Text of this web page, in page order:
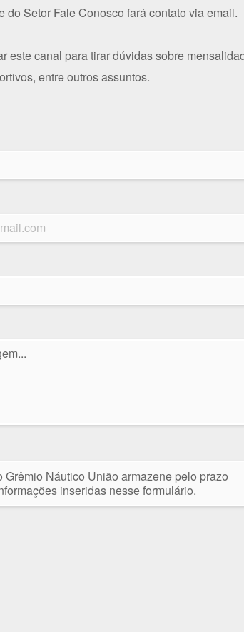
do Setor Fale Conosco fará contato via email.
este canal para tirar dúvidas sobre
entre outros assuntos.
Grêmio Náutico União armazene pelo prazo
inseridas nesse formulário.